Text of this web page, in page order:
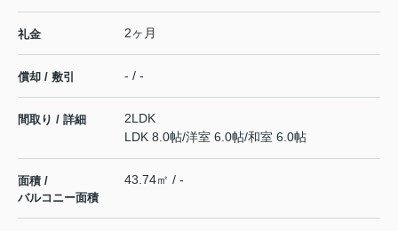
礼金 2ヶ月
償却 / 敷引 - / -
間取り / 詳細
2LDK
LDK 8.0帖/洋室 6.0帖/和室 6.0帖
面積 /
バルコニー面積
43.74㎡ / -